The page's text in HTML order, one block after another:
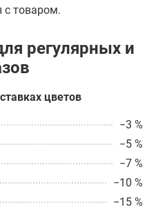
с товаром.
регулярных и
цветов
−3 %
−5 %
−7 %
−10 %
−15 %